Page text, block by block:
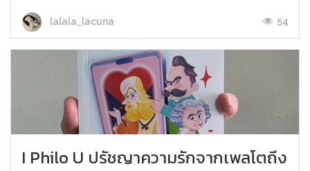
lalala_lacuna 54
I Philo U ปรัชญาความรักจากเพลโตถึง